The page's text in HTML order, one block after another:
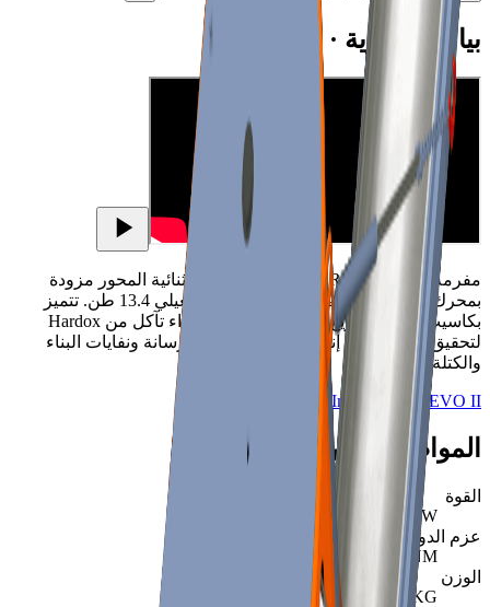
بيانات بصرية · بث فيديو
مفرمة IMPAKTOR 250 EVO II المتنقلة ثنائية المحور مزودة
بمحرك ديزل بقدرة 129 كيلوواط ووزن تشغيلي 13.4 طن. تتميز
بكاسيت متطور سريع التبديل للأعمدة وأجزاء تآكل من Hardox
لتحقيق أقصى قدرة إنتاجية في معالجة الخرسانة ونفايات البناء
والكتلة الحيوية.
Impaktor 350 EVO II — إنتاجية أعلى
المواصفات الرئيسية
القوة
129KW
عزم الدوران
160,000 NM
الوزن
13,400 KG